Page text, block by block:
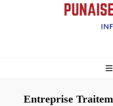
–
Entreprise